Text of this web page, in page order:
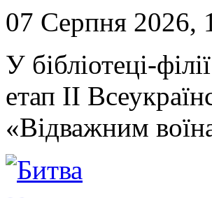
07 Серпня 2026,
У бібліотеці-
етап II
«Відважним